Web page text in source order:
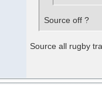
Source off ?
Source all rugby